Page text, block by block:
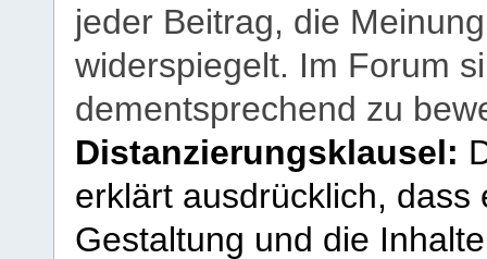
jeder Beitrag, die
widerspiegelt. Im Forum
dementsprechend zu
Distanzierungsklausel:
erklärt ausdrücklich,
Gestaltung und die